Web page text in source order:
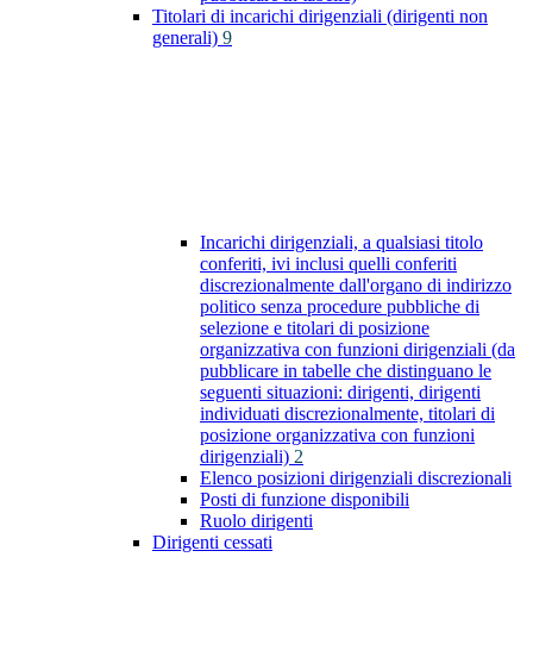
Titolari di incarichi dirigenziali (dirigenti non
generali) 9
Incarichi dirigenziali, a qualsiasi titolo
conferiti, ivi inclusi quelli conferiti
discrezionalmente dall'organo di indirizzo
politico senza procedure pubbliche di
selezione e titolari di posizione
organizzativa con funzioni dirigenziali (da
pubblicare in tabelle che distinguano le
seguenti situazioni: dirigenti, dirigenti
individuati discrezionalmente, titolari di
posizione organizzativa con funzioni
dirigenziali) 2
Elenco posizioni dirigenziali discrezionali
Posti di funzione disponibili
Ruolo dirigenti
Dirigenti cessati